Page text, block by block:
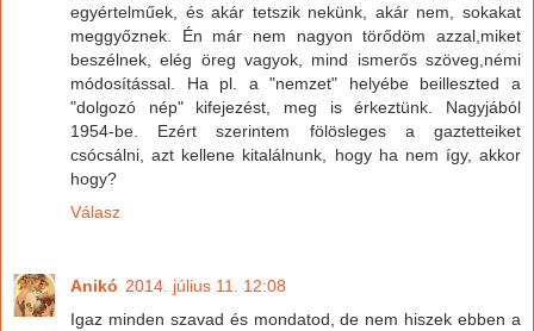
egyértelműek, és akár tetszik nekünk, akár nem, sokakat
meggyőznek. Én már nem nagyon törődöm azzal,miket
beszélnek, elég öreg vagyok, mind ismerős szöveg,némi
módosítással. Ha pl. a "nemzet" helyébe beilleszted a
"dolgozó nép" kifejezést, meg is érkeztünk. Nagyjából
1954-be. Ezért szerintem fölösleges a gaztetteiket
csócsálni, azt kellene kitalálnunk, hogy ha nem így, akkor
hogy?
Válasz
Anikó 2014. július 11. 12:08
Igaz minden szavad és mondatod, de nem hiszek ebben a